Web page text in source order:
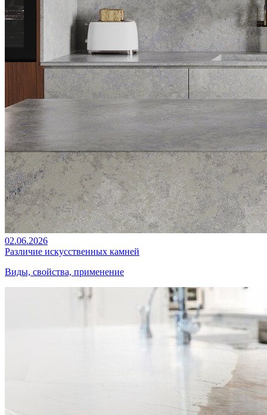
02.06.2026
Различие искусственных камней
Виды, свойства, применение